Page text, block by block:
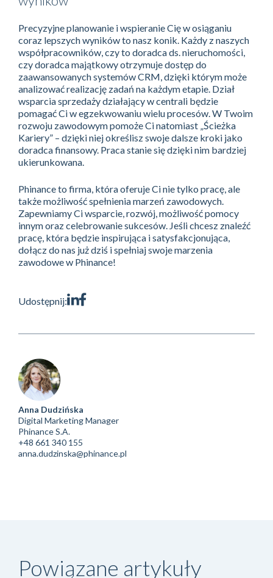
Precyzyjne planowanie i wspieranie Cię w osiąganiu
coraz lepszych wyników to nasz konik. Każdy z naszych
współpracowników, czy to doradca ds. nieruchomości,
czy doradca majątkowy otrzymuje dostęp do
zaawansowanych systemów CRM, dzięki którym może
analizować realizację zadań na każdym etapie. Dział
wsparcia sprzedaży działający w centrali będzie
pomagać Ci w egzekwowaniu wielu procesów. W Twoim
rozwoju zawodowym pomoże Ci natomiast „Ścieżka
Kariery” – dzięki niej określisz swoje dalsze kroki jako
doradca finansowy. Praca stanie się dzięki nim bardziej
ukierunkowana.
Phinance to firma, która oferuje Ci nie tylko pracę, ale
także możliwość spełnienia marzeń zawodowych.
Zapewniamy Ci wsparcie, rozwój, możliwość pomocy
innym oraz celebrowanie sukcesów. Jeśli chcesz znaleźć
pracę, która będzie inspirująca i satysfakcjonująca,
dołącz do nas już dziś i spełniaj swoje marzenia
zawodowe w Phinance!
Udostępnij:
Anna Dudzińska
Digital Marketing Manager
Phinance S.A.
+48 661 340 155
anna.dudzinska@phinance.pl
Powiązane artykuły